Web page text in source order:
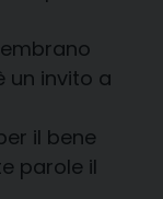
un invito a
il bene
parole il